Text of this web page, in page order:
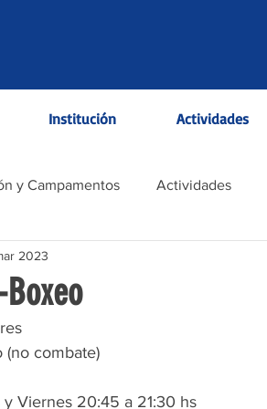
Institución Actividades
y Campamentos Actividades
Boxeo
2023
(no combate)
Viernes 20:45 a 21:30 hs